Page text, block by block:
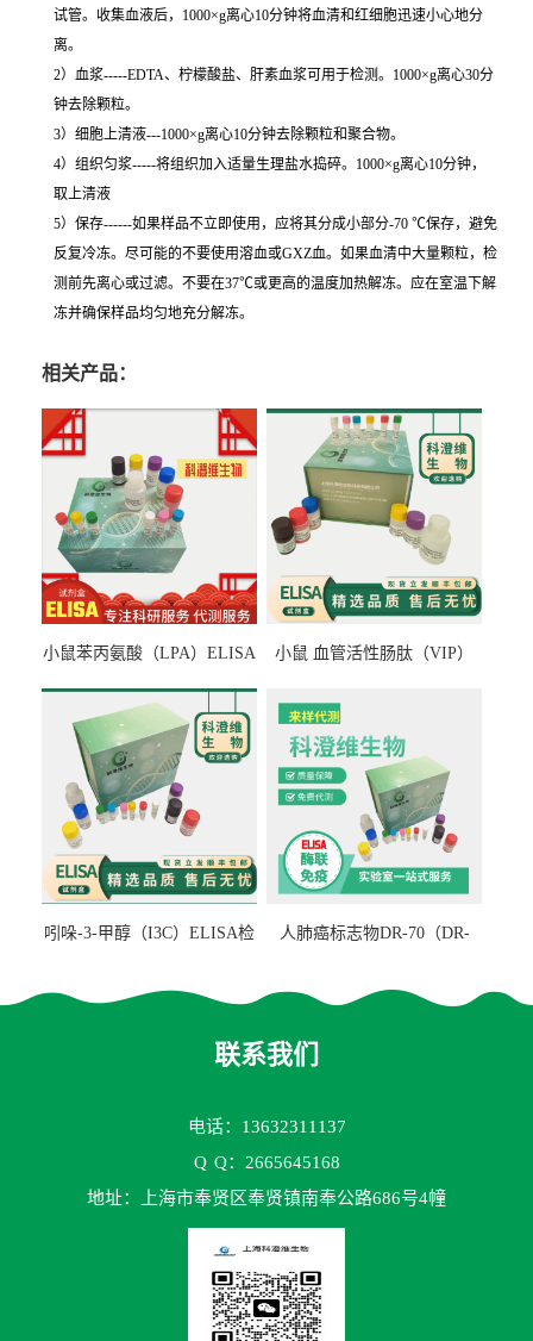
试管。收集血液后，1000×g离心10分钟将血清和红细胞迅速小心地分
离。
2）血浆-----EDTA、柠檬酸盐、肝素血浆可用于检测。1000×g离心30分
钟去除颗粒。
3）细胞上清液---1000×g离心10分钟去除颗粒和聚合物。
4）组织匀浆-----将组织加入适量生理盐水捣碎。1000×g离心10分钟，
取上清液
5）保存------如果样品不立即使用，应将其分成小部分-70 ℃保存，避免
反复冷冻。尽可能的不要使用溶血或GXZ血。如果血清中大量颗粒，检
测前先离心或过滤。不要在37℃或更高的温度加热解冻。应在室温下解
冻并确保样品均匀地充分解冻。
相关产品：
小鼠苯丙氨酸（LPA）ELISA
小鼠 血管活性肠肽（VIP）
吲哚-3-甲醇（I3C）ELISA检
人肺癌标志物DR-70（DR-
联系我们
电话：13632311137
Q Q：2665645168
地址：上海市奉贤区奉贤镇南奉公路686号4幢